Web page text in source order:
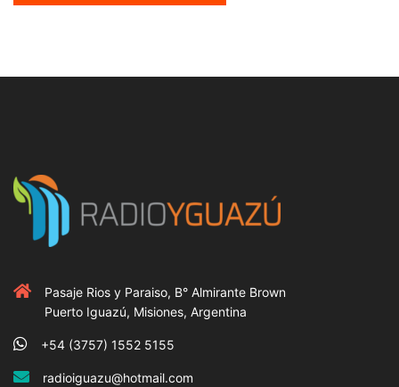
Pasaje Rios y Paraiso, B° Almirante Brown
Puerto Iguazú, Misiones, Argentina
+54 (3757) 1552 5155
radioiguazu@hotmail.com